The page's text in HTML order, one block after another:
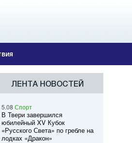
ЛЕНТА НОВОСТЕЙ
5.08 Спорт
В Твери завершился
юбилейный XV Кубок
«Русского Света» по гребле на
лодках «Дракон»